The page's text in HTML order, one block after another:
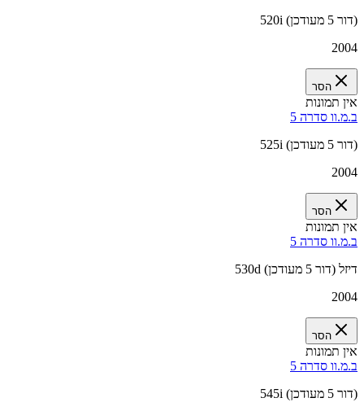
520i (דור 5 מעודכן)
2004
הסר
אין תמונות
ב.מ.וו סדרה 5
525i (דור 5 מעודכן)
2004
הסר
אין תמונות
ב.מ.וו סדרה 5
530d דיזל (דור 5 מעודכן)
2004
הסר
אין תמונות
ב.מ.וו סדרה 5
545i (דור 5 מעודכן)